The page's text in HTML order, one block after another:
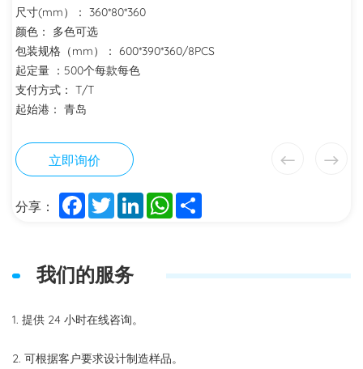
尺寸(mm）： 360*80*360
颜色： 多色可选
包装规格（mm）： 600*390*360/8PCS
起定量 ：500个每款每色
支付方式： T/T
起始港： 青岛
立即询价
分享： Facebook
TwitterLinkedInWhatsApp
我们的服务
1. 提供 24 小时在线咨询。
2. 可根据客户要求设计制造样品。